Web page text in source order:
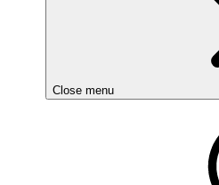
Close menu